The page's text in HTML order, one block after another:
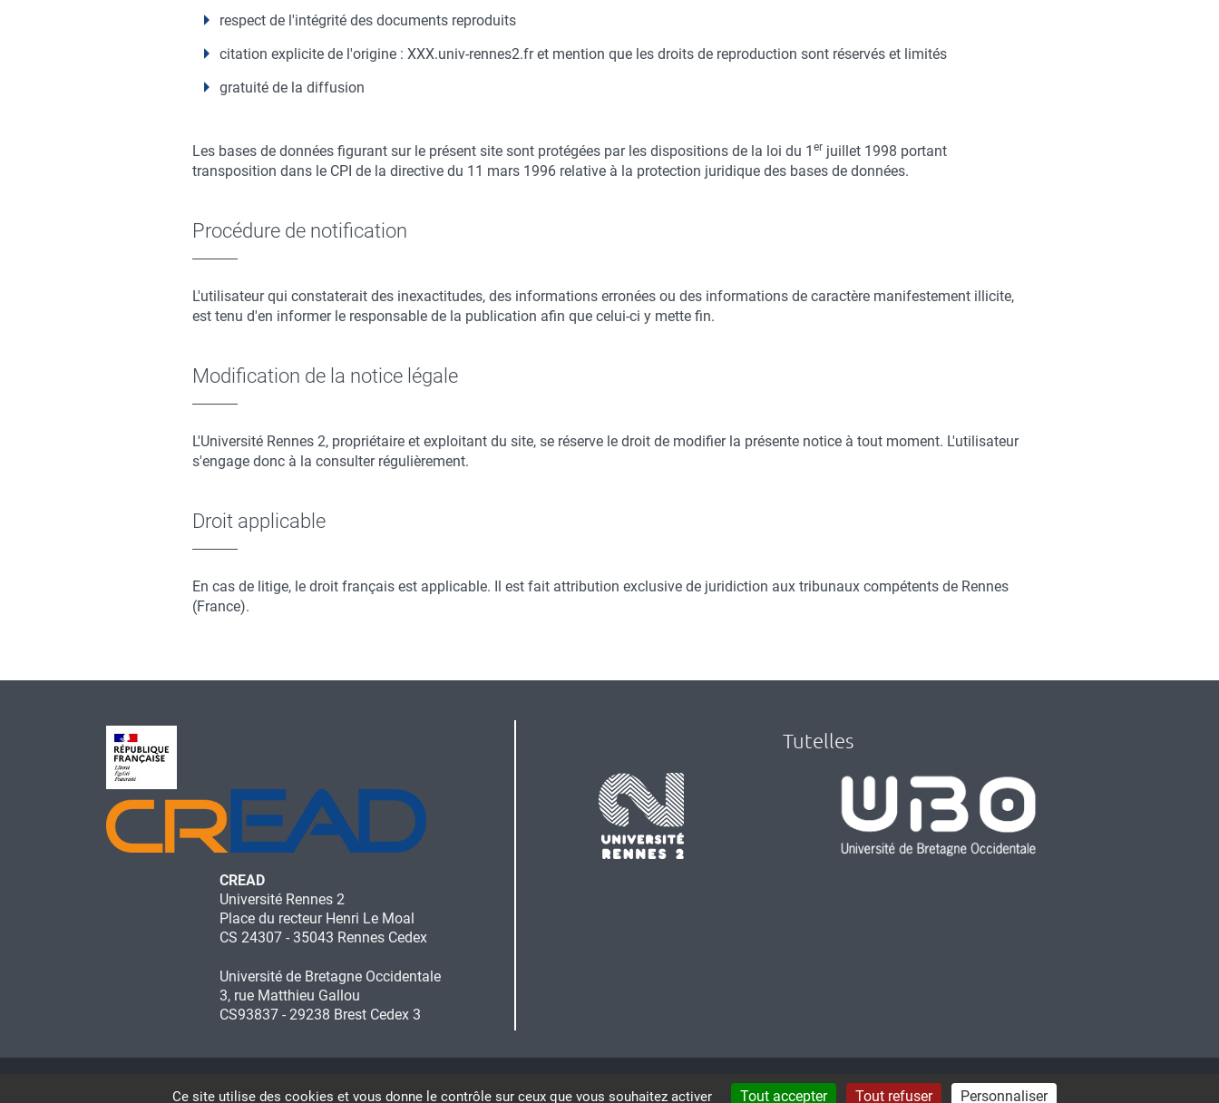
Ce site utilise des cookies et vous donne le contrôle sur ceux que vous souhaitez activer Tout accepter Tout refuser Personnaliser
respect de l'intégrité des documents reproduits
citation explicite de l'origine : XXX.univ-rennes2.fr et mention que les droits de reproduction sont réservés et limités
gratuité de la diffusion
Les bases de données figurant sur le présent site sont protégées par les dispositions de la loi du 1 er juillet 1998 portant
transposition dans le CPI de la directive du 11 mars 1996 relative à la protection juridique des bases de données.
Procédure de notification
L'utilisateur qui constaterait des inexactitudes, des informations erronées ou des informations de caractère manifestement illicite,
est tenu d'en informer le responsable de la publication afin que celui-ci y mette fin.
Modification de la notice légale
L'Université Rennes 2, propriétaire et exploitant du site, se réserve le droit de modifier la présente notice à tout moment. L'utilisateur
s'engage donc à la consulter régulièrement.
Droit applicable
En cas de litige, le droit français est applicable. Il est fait attribution exclusive de juridiction aux tribunaux compétents de Rennes
(France).
CREAD
Université Rennes 2
Place du recteur Henri Le Moal
CS 24307 - 35043 Rennes Cedex
Université de Bretagne Occidentale
3, rue Matthieu Gallou
CS93837 - 29238 Brest Cedex 3
Tutelles
PLAN DU SITE MENTIONS LÉGALES ACCESSIBILITÉ : NON CONFORME CONNEXION